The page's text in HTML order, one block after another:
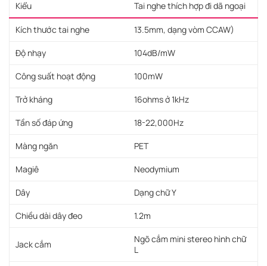
Kiểu Tai nghe thích hợp đi dã ngoại
Kích thước tai nghe 13.5mm, dạng vòm CCAW)
Độ nhạy 104dB/mW
Công suất hoạt động 100mW
Trở kháng 16ohms ở 1kHz
Tần số đáp ứng 18-22,000Hz
Màng ngăn PET
Magiê Neodymium
Dây Dạng chữ Y
Chiều dài dây đeo 1.2m
Jack cắm
Ngõ cắm mini stereo hình chữ
L